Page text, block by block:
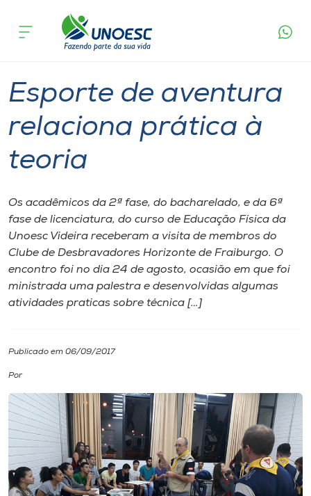
Cursos
Pesquisa
Atendimento ao Estudante
Portal de Ensino
A
Internacionalização
Cultura
CPA
acontece
Esporte de aventura
relaciona prática à
teoria
Os acadêmicos da 2ª fase, do​ bacharelado​,​ e ​da ​6ª
fase de licenciatura​,​ do curso de Educação Física da
Unoesc Videira receberam a visita de membros do
Clube de ​D​esbravadores Horizonte​ de Fraiburgo. O
encontro foi no dia 24 de agosto, ocasião em que foi
ministrad​a​ uma palestra e ​desenvolvidas ​algumas
atividades pratica​s​ sobre técnica […]
Publicado em 06/09/2017
Por